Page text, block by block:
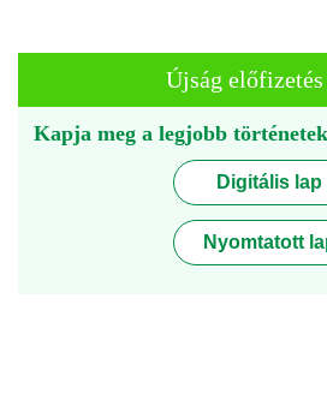
Újság előfizetés
Kapja meg a legjobb
Digitális lap
Nyomtatott